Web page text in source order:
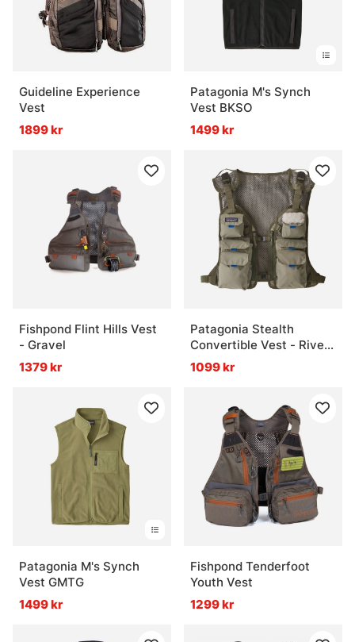
Guideline Experience
Vest
1899 kr
Patagonia M's Synch
Vest BKSO
1499 kr
Fishpond Flint Hills Vest
- Gravel
1379 kr
Patagonia Stealth
Convertible Vest - River
Rock Green
1099 kr
Patagonia M's Synch
Vest GMTG
1499 kr
Fishpond Tenderfoot
Youth Vest
1299 kr